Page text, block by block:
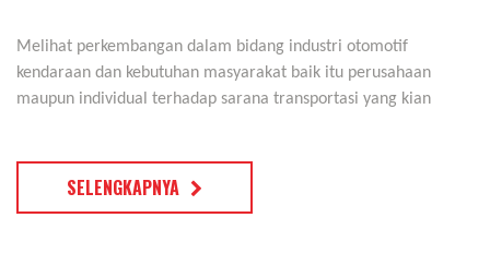
DALAM SATU TEMPAT
Melihat perkembangan dalam bidang industri otomotif
kendaraan dan kebutuhan masyarakat baik itu perusahaan
maupun individual terhadap sarana transportasi yang kian